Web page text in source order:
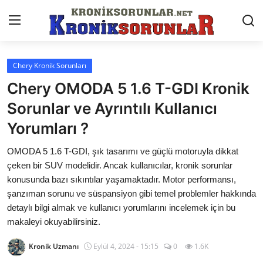
Anasayfa
Markalar
İletişim
Trafik & Cezalar
Sigorta & Kasko
Vergi & ÖTV & MTV
Muayene & Ruhsat
Sorgulamalar
Chery Kronik Sorunları
Chery OMODA 5 1.6 T-GDI Kronik
Sorunlar ve Ayrıntılı Kullanıcı
Yorumları ?
OMODA 5 1.6 T-GDI, şık tasarımı ve güçlü motoruyla dikkat
çeken bir SUV modelidir. Ancak kullanıcılar, kronik sorunlar
konusunda bazı sıkıntılar yaşamaktadır. Motor performansı,
şanzıman sorunu ve süspansiyon gibi temel problemler hakkında
detaylı bilgi almak ve kullanıcı yorumlarını incelemek için bu
makaleyi okuyabilirsiniz.
Kronik Uzmanı Eylül 4, 2024 - 15:15 0 1.6K